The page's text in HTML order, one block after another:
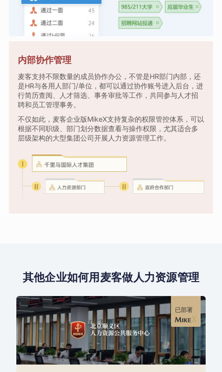
内部协作管理
麦客支持不限数量的成员协作办公，不管是HR部门内部，还
是HR与各用人部门/单位，都可以通过协作账号进入后台，进
行简历查阅、人才筛选、事务审批等工作，共同参与人才招
聘和员工管理事务。
不仅如此，麦客企业版MikeX支持复杂的权限管控体系，可以
根据不同职级、部门划分数据查看与操作权限，尤其适合多
层级架构的大型集团公司开展人力资源管理工作。
其他企业如何用麦客做人力资源管理
已部署